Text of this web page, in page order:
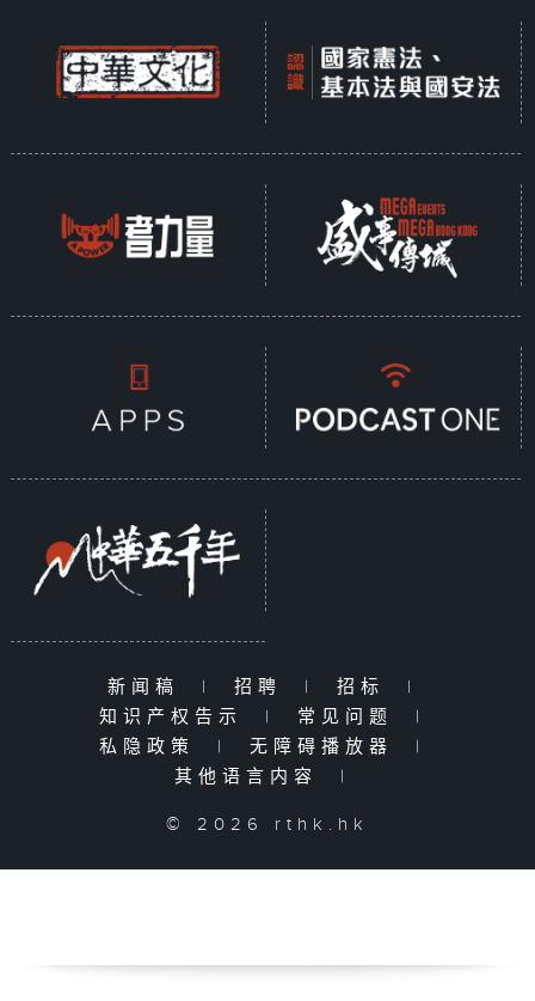
新闻稿 | 招聘 | 招标
|
知识产权告示
| 常见问题
|
私隐政策
| 无障碍播放器
|
其他语言内容
|
© 2026 rthk.hk